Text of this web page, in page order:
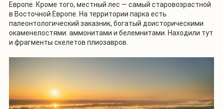
Европе. Кроме того, местный лес — самый старовозрастной
в Восточной Европе. На территории парка есть
палеонтологический заказник, богатый доисторическими
окаменелостями: аммонитами и белемнитами. Находили тут
и фрагменты скелетов плиозавров.